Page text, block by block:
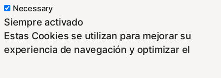
Necessary
Siempre activado
Estas Cookies se utilizan para mejorar su
experiencia de navegación y optimizar el